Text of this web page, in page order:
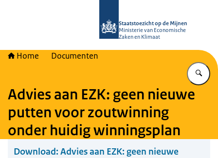
Staatstoezicht op de Mijnen
Ministerie van Economische
Zaken en Klimaat
Home Documenten
Advies aan EZK: geen nieuwe
putten voor zoutwinning
onder huidig winningsplan
Download: Advies aan EZK: geen nieuwe